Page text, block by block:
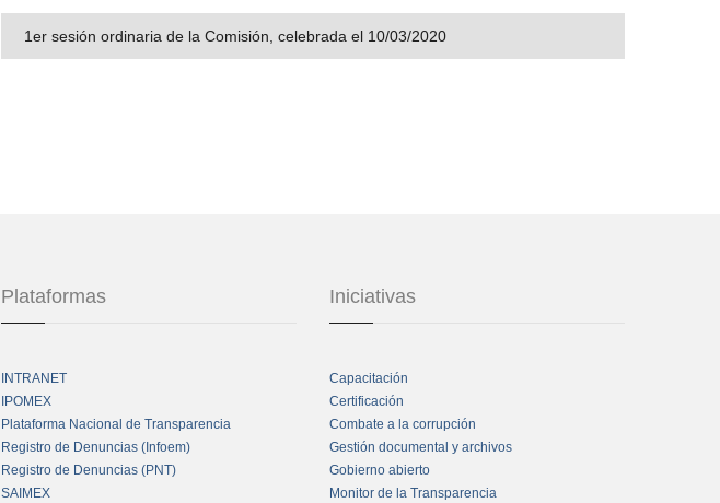
1er sesión ordinaria de la Comisión, celebrada el 10/03/2020
Plataformas
INTRANET
IPOMEX
Plataforma Nacional de Transparencia
Registro de Denuncias (Infoem)
Registro de Denuncias (PNT)
SAIMEX
Iniciativas
Capacitación
Certificación
Combate a la corrupción
Gestión documental y archivos
Gobierno abierto
Monitor de la Transparencia